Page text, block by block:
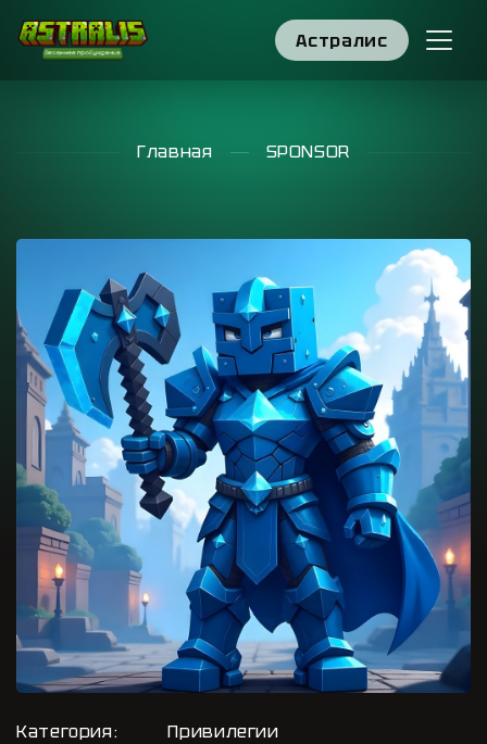
Астралис
Главная SPONSOR
Категория:
Привилегии